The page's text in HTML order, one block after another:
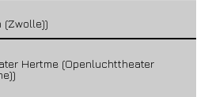
(Zwolle))
Hertme (Openluchttheater